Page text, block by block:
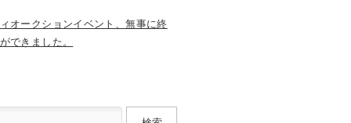
オークションイベント、無事に終
できました。